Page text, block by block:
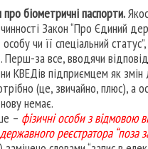
про біометричні паспорти.
Закон “Про Єдиний
чи її спеціальний
за все, вводячи
КВЕДів підприємцем як
(це, звичайно, плюс),
немає.
– фізичні особи з відмовою
реєстратора “поза